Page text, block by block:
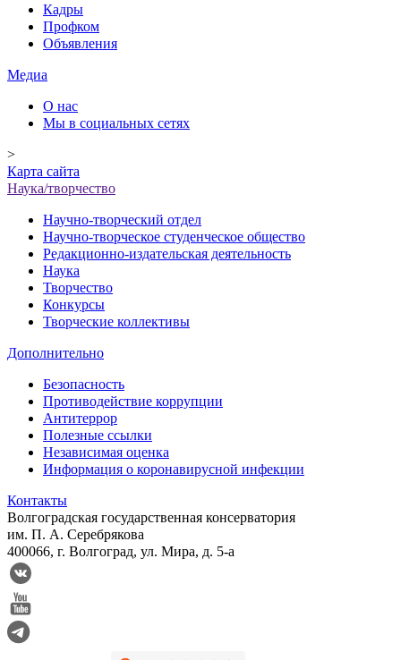
Кадры
Профком
Объявления
Медиа
О нас
Мы в социальных сетях
>
Карта сайта
Наука/творчество
Научно-творческий отдел
Научно-творческое студенческое общество
Редакционно-издательская деятельность
Наука
Творчество
Конкурсы
Творческие коллективы
Дополнительно
Безопасность
Противодействие коррупции
Антитеррор
Полезные ссылки
Независимая оценка
Информация о коронавирусной инфекции
Контакты
Волгоградская государственная консерватория
им. П. А. Серебрякова
400066, г. Волгоград, ул. Мира, д. 5-а